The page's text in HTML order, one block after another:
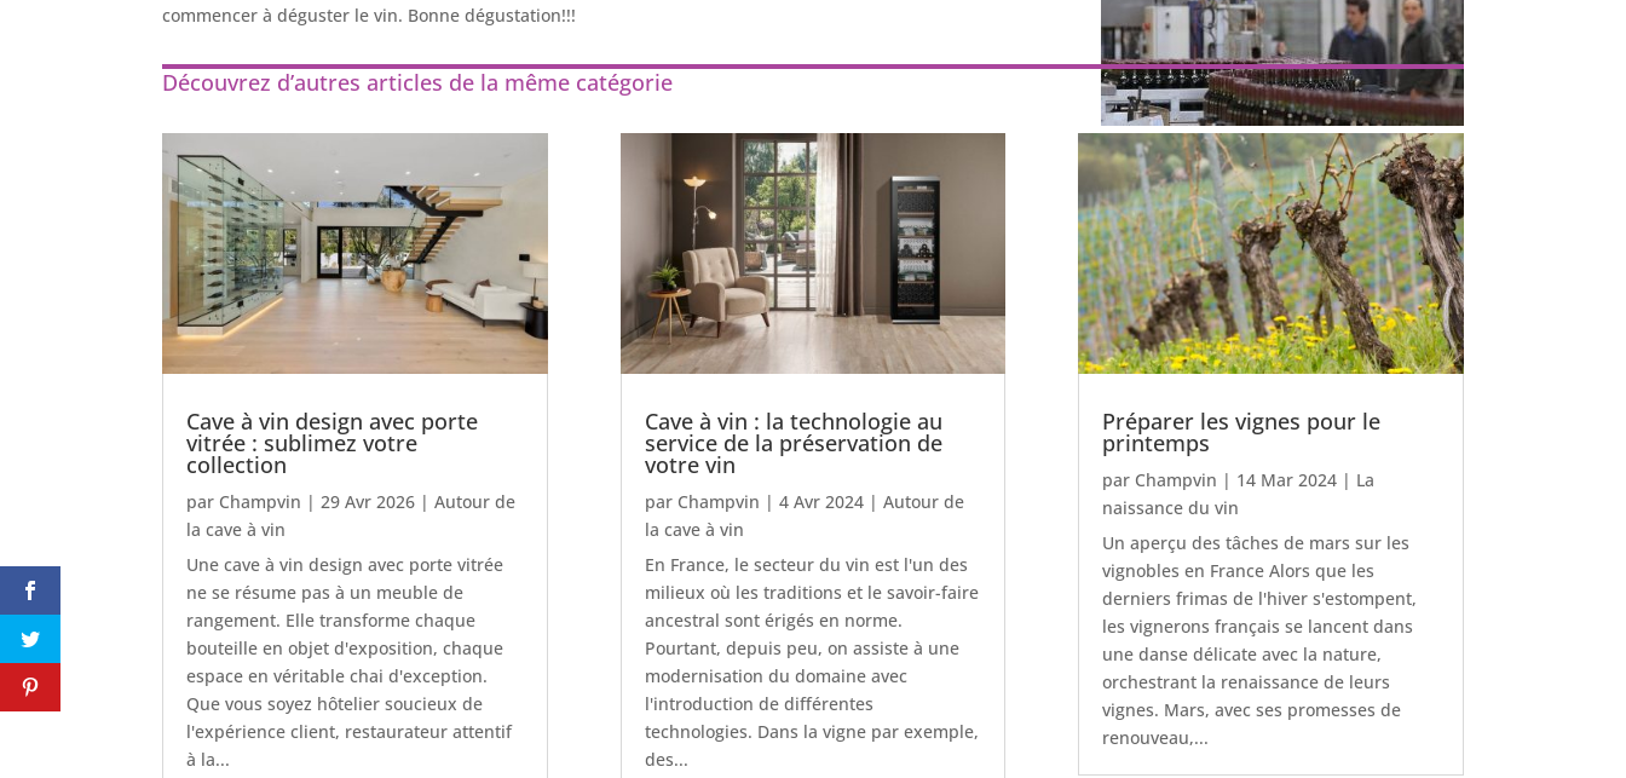
commencer à déguster le vin. Bonne dégustation!!!
Découvrez d’autres articles de la même catégorie
Cave à vin design avec porte
vitrée : sublimez votre
collection
par Champvin |29 Avr 2026 |Autour de
la cave à vin
Une cave à vin design avec porte vitrée
ne se résume pas à un meuble de
rangement. Elle transforme chaque
bouteille en objet d'exposition, chaque
espace en véritable chai d'exception.
Que vous soyez hôtelier soucieux de
l'expérience client, restaurateur attentif
à la...
Cave à vin : la technologie au
service de la préservation de
votre vin
par Champvin | 4 Avr 2024| Autour de
la cave à vin
En France, le secteur du vin est l'un des
milieux où les traditions et le savoir-faire
ancestral sont érigés en norme.
Pourtant, depuis peu, on assiste à une
modernisation du domaine avec
l'introduction de différentes
technologies. Dans la vigne par exemple,
des...
Préparer les vignes pour le
printemps
par Champvin | 14 Mar 2024| La
naissance du vin
Un aperçu des tâches de mars sur les
vignobles en France Alors que les
derniers frimas de l'hiver s'estompent,
les vignerons français se lancent dans
une danse délicate avec la nature,
orchestrant la renaissance de leurs
vignes. Mars, avec ses promesses de
renouveau,...